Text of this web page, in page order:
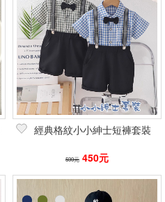
130
140
篩選
經典格紋小小紳士短褲套裝
599元 450元